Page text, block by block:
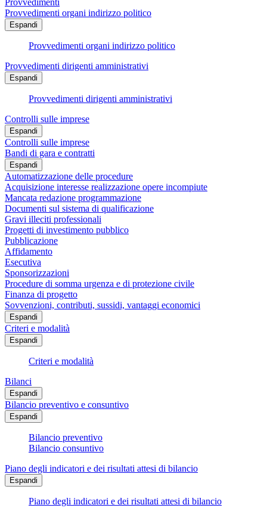
Provvedimenti
Provvedimenti organi indirizzo politico
Espandi
Provvedimenti organi indirizzo politico
Provvedimenti dirigenti amministrativi
Espandi
Provvedimenti dirigenti amministrativi
Controlli sulle imprese
Espandi
Controlli sulle imprese
Bandi di gara e contratti
Espandi
Automatizzazione delle procedure
Acquisizione interesse realizzazione opere incompiute
Mancata redazione programmazione
Documenti sul sistema di qualificazione
Gravi illeciti professionali
Progetti di investimento pubblico
Pubblicazione
Affidamento
Esecutiva
Sponsorizzazioni
Procedure di somma urgenza e di protezione civile
Finanza di progetto
Sovvenzioni, contributi, sussidi, vantaggi economici
Espandi
Criteri e modalità
Espandi
Criteri e modalità
Bilanci
Espandi
Bilancio preventivo e consuntivo
Espandi
Bilancio preventivo
Bilancio consuntivo
Piano degli indicatori e dei risultati attesi di bilancio
Espandi
Piano degli indicatori e dei risultati attesi di bilancio